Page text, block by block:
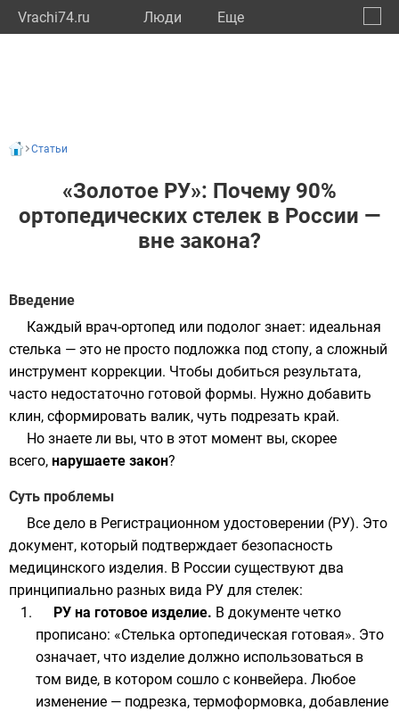
Vrachi74.ru Люди Eще
Статьи
«Золотое РУ»: Почему 90%
ортопедических стелек в России —
вне закона?
Введение
Каждый врач-ортопед или подолог знает: идеальная
стелька — это не просто подложка под стопу, а сложный
инструмент коррекции. Чтобы добиться результата,
часто недостаточно готовой формы. Нужно добавить
клин, сформировать валик, чуть подрезать край.
Но знаете ли вы, что в этот момент вы, скорее
всего, нарушаете закон?
Суть проблемы
Все дело в Регистрационном удостоверении (РУ). Это
документ, который подтверждает безопасность
медицинского изделия. В России существуют два
принципиально разных вида РУ для стелек:
РУ на готовое изделие. В документе четко
прописано: «Стелька ортопедическая готовая». Это
означает, что изделие должно использоваться в
том виде, в котором сошло с конвейера. Любое
изменение — подрезка, термоформовка, добавление